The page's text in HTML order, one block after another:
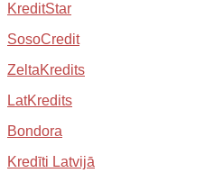
KreditStar
SosoCredit
ZeltaKredits
LatKredits
Bondora
Kredīti Latvijā